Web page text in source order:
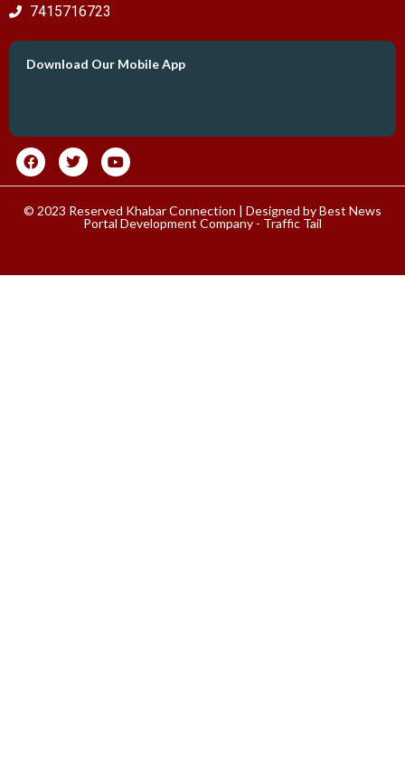
7415716723
Download Our Mobile App
© 2023 Reserved Khabar Connection | Designed byBest News
Portal Development Company - Traffic Tail